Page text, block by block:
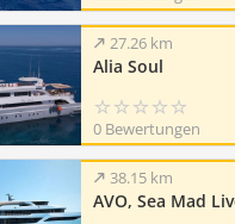
27.26 km
Alia Soul
0 Bewertungen
38.15 km
AVO, Sea Mad